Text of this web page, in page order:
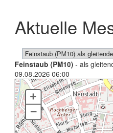
Aktuelle
Feinstaub (PM10) - als
09.08.2026 06:00
+
–